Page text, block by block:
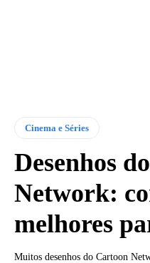
Cinema e Séries
Desenhos
Network:
melhores
Muitos desenhos do Cartoon